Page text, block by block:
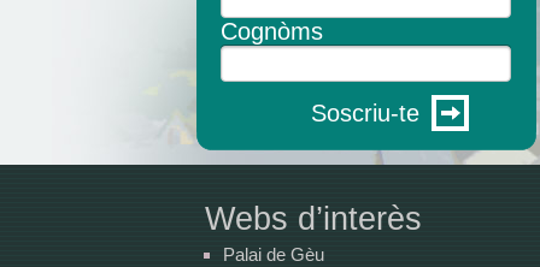
Cognòms
Soscriu-te
Webs d’interès
Palai de Gèu